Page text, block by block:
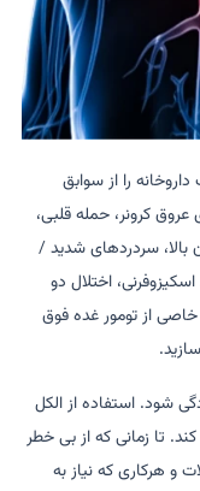
را از سوابق
کرونر، حمله قلبی،
بالا، سردردهای شدید /
اختلال دو
از تومور غده فوق
شود. استفاده از الکل
تا زمانی که از بی خطر
و هرکاری که نیاز به